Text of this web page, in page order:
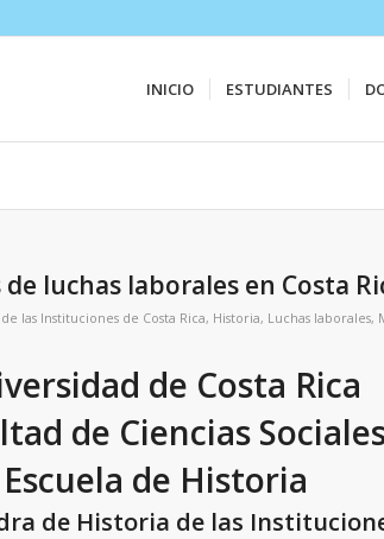
INICIO ESTUDIANTES
luchas laborales en Costa
las Instituciones de Costa Rica, Historia, Luchas laborales,
de Costa Rica
de Ciencias
Escuela de Historia
de Historia de las